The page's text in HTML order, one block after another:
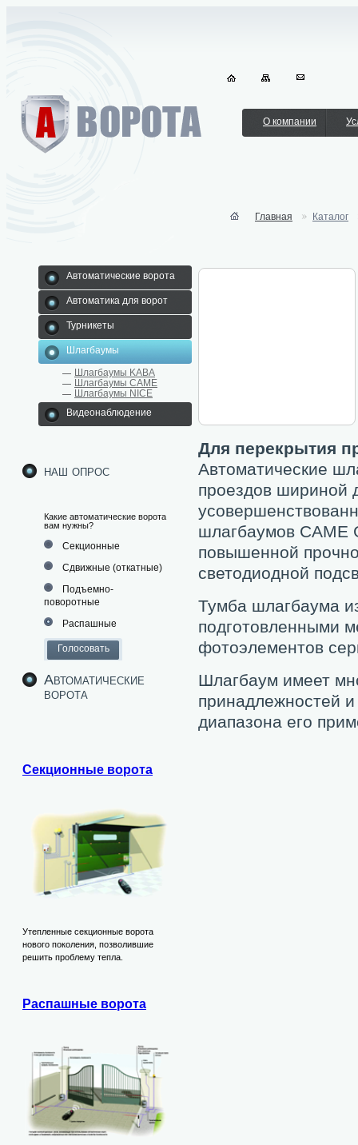
О компании
Автоматические ворота
Автоматика для ворот
Турникеты
Шлагбаумы
Шлагбаумы KABA
Шлагбаумы CAME
Шлагбаумы NICE
Видеонаблюдение
наш опрос
Какие автоматические ворота
вам нужны?
Секционные
Сдвижные (откатные)
Подъемно-
поворотные
Распашные
Автоматические
ворота
Секционные ворота
Утепленные секционные ворота
нового поколения, позволившие
решить проблему тепла.
Распашные ворота
Главная Каталог
Для перекрытия
Автоматические
проездов шириной
шлагбаумов CAME
повышенной
светодиодной
Тумба шлагбаума
подготовленными
фотоэлементов
Шлагбаум имеет
принадлежностей
диапазона его